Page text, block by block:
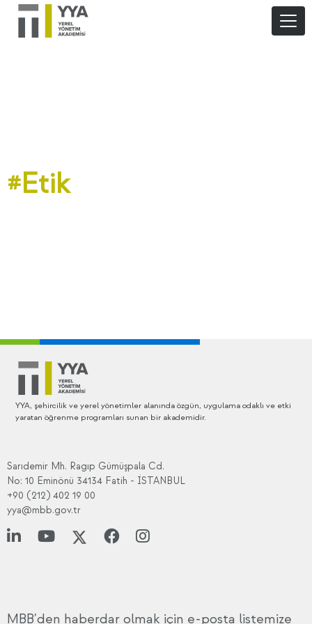
#Etik
YYA, şehircilik ve yerel yönetimler alanında özgün, uygulama odaklı ve etki
yaratan öğrenme programları sunan bir akademidir.
Sarıdemir Mh. Ragıp Gümüşpala Cd.
No: 10 Eminönü 34134 Fatih - İSTANBUL
+90 (212) 402 19 00
yya@mbb.gov.tr
MBB'den haberdar olmak için e-posta listemize